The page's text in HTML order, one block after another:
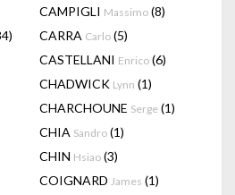
CAMPIGLI Massimo (8)
CARRA Carlo (5)
CASTELLANI Enrico (6)
CHADWICK Lynn (1)
CHARCHOUNE Serge (1)
CHIA Sandro (1)
CHIN Hsiao (3)
COIGNARD James (1)